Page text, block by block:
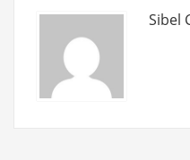
I
Sibel